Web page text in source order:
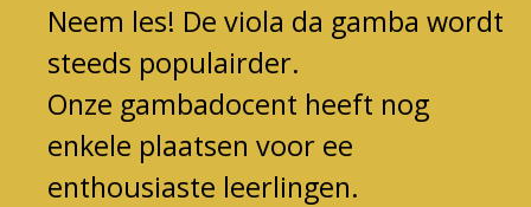
Neem les! De viola da gamba wordt
steeds populairder.
Onze gambadocent heeft nog
enkele plaatsen voor ee
enthousiaste leerlingen.